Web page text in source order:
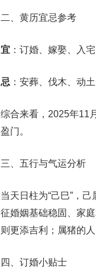
二、黄历宜忌参考
宜 ：订婚、嫁娶、入
忌 ：安葬、伐木、动
综合来看，2025年11
盈门。
三、五行与气运分析
当天日柱为“己巳”，
征婚姻基础稳固、家
则更添吉利；属猪的
四、订婚小贴士